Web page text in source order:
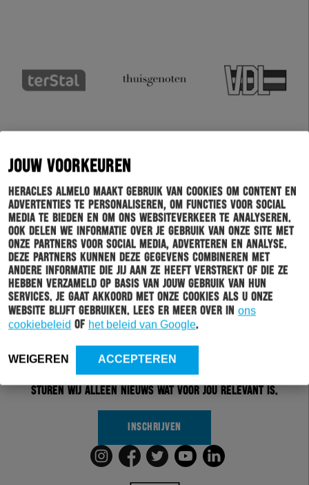
JOUW VOORKEUREN
Heracles Almelo maakt gebruik van cookies om content en
advertenties te personaliseren, om functies voor social
media te bieden en om ons websiteverkeer te analyseren.
Ook delen we informatie over je gebruik van onze site met
onze partners voor social media, adverteren en analyse.
Deze partners kunnen deze gegevens combineren met
andere informatie die jij aan ze heeft verstrekt of die ze
hebben verzameld op basis van jouw gebruik van hun
services. Je gaat akkoord met onze cookies als u onze
website blijft gebruiken. Lees er meer over in ons
cookiebeleid of het beleid van Google.
WEIGEREN ACCEPTEREN
Schrijf je in voor onze nieuwsbrief
van al het clubnieuws? Schrijf je dan in voor de
nieuwsbrief van Heracles Almelo. Doordat je zelf aan
kan geven welk nieuws jij van ons wil ontvangen,
sturen wij alleen nieuws wat voor jou relevant is.
INSCHRIJVEN